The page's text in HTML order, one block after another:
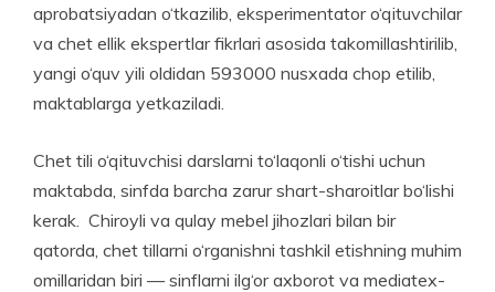
aprobatsiyadan o‘tkazilib, eksperi­men­tator o‘qituvchilar
va chet ellik ekspertlar fikrlari asosida takomillashtirilib,
yangi o‘quv yili oldidan 593000 nusxada chop etilib,
maktablarga yetkaziladi.
Chet tili o‘qituvchisi darslarni to‘laqonli o‘tishi uchun
maktabda, sinfda barcha zarur shart-sharoitlar bo‘lishi
kerak. Chiroyli va qulay mebel jihozlari bilan bir
qatorda, chet tillarni o‘rganishni tashkil etishning muhim
omillaridan biri — sinflarni ilg‘or axborot va mediatex­